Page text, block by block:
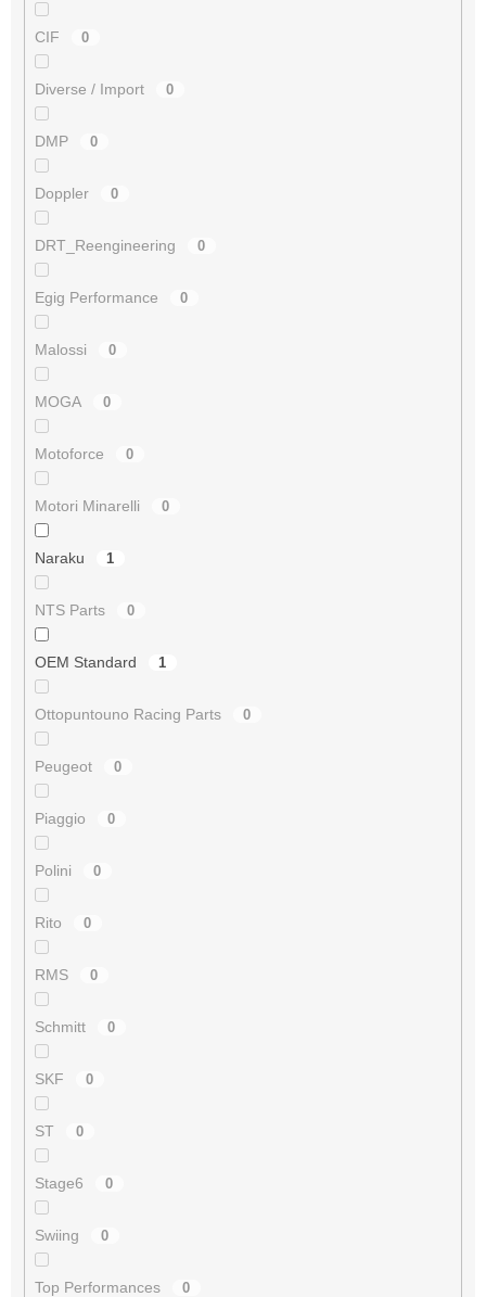
CIF 0
Diverse / Import 0
DMP 0
Doppler 0
DRT_Reengineering 0
Egig Performance 0
Malossi 0
MOGA 0
Motoforce 0
Motori Minarelli 0
Naraku 1
NTS Parts 0
OEM Standard 1
Ottopuntouno Racing Parts 0
Peugeot 0
Piaggio 0
Polini 0
Rito 0
RMS 0
Schmitt 0
SKF 0
ST 0
Stage6 0
Swiing 0
Top Performances 0